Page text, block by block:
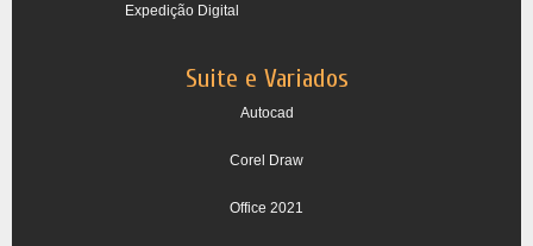
Expedição Digital
Suite e Variados
Autocad
Corel Draw
Office 2021